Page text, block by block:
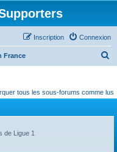
Connexion
Inscription
France
h
tous les sous-forums comme lus
de Ligue 1